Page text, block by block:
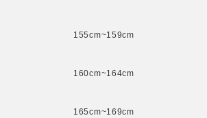
155cm~159cm
160cm~164cm
165cm~169cm